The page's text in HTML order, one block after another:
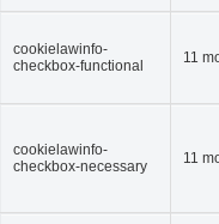
cookielawinfo-
checkbox-functional
11
cookielawinfo-
checkbox-necessary
11